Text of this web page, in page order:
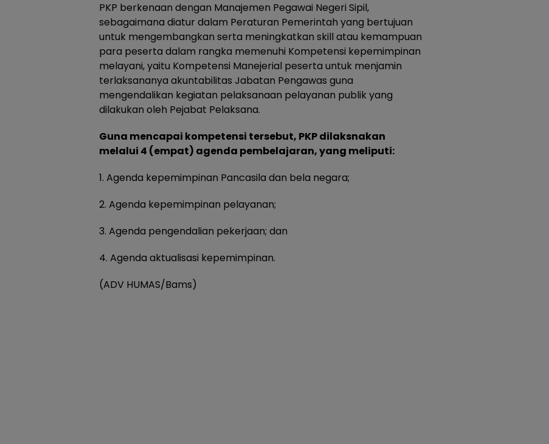
PKP berkenaan dengan Manajemen Pegawai Negeri Sipil,
sebagaimana diatur dalam Peraturan Pemerintah yang bertujuan
untuk mengembangkan serta meningkatkan skill atau kemampuan
para peserta dalam rangka memenuhi Kompetensi kepemimpinan
melayani, yaitu Kompetensi Manejerial peserta untuk menjamin
terlaksananya akuntabilitas Jabatan Pengawas guna
mengendalikan kegiatan pelaksanaan pelayanan publik yang
dilakukan oleh Pejabat Pelaksana.
Guna mencapai kompetensi tersebut, PKP dilaksnakan
melalui 4 (empat) agenda pembelajaran, yang meliputi:
1. Agenda kepemimpinan Pancasila dan bela negara;
2. Agenda kepemimpinan pelayanan;
3. Agenda pengendalian pekerjaan; dan
4. Agenda aktualisasi kepemimpinan.
(ADV HUMAS/Bams)